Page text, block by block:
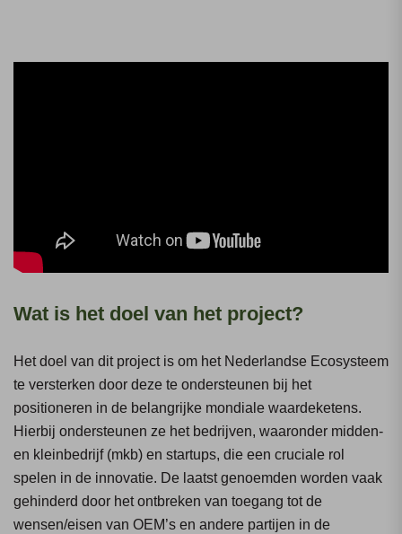
Wat is het doel van het project?
Het doel van dit project is om het Nederlandse Ecosysteem
te versterken door deze te ondersteunen bij het
positioneren in de belangrijke mondiale waardeketens.
Hierbij ondersteunen ze het bedrijven, waaronder midden-
en kleinbedrijf (mkb) en startups, die een cruciale rol
spelen in de innovatie. De laatst genoemden worden vaak
gehinderd door het ontbreken van toegang tot de
wensen/eisen van OEM’s en andere partijen in de